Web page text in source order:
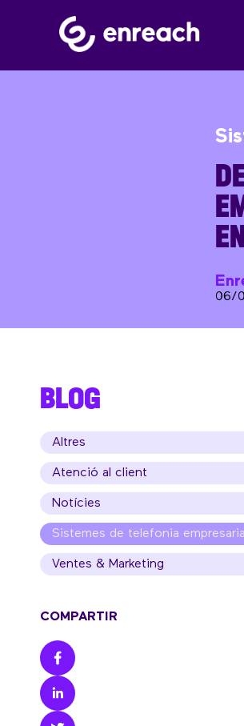
06/
BLOG
Altres
Atenció al client
Notícies
Sistemes de telefonia
Ventes & Marketing
COMPARTIR